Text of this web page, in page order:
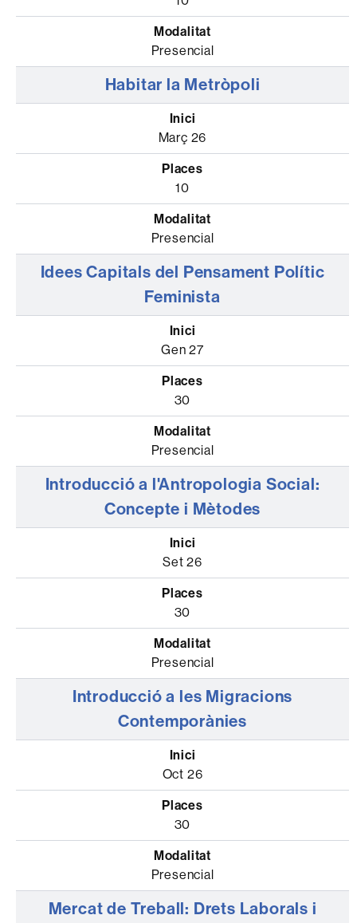
Presencial
Habitar la Metròpoli
Març 26
10
Presencial
Idees Capitals del Pensament Polític
Feminista
Gen 27
30
Presencial
Introducció a l'Antropologia Social:
Concepte i Mètodes
Set 26
30
Presencial
Introducció a les Migracions
Contemporànies
Oct 26
30
Presencial
Mercat de Treball: Drets Laborals i